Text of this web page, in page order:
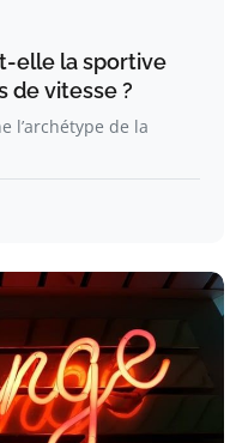
elle la sportive
de vitesse ?
l’archétype de la